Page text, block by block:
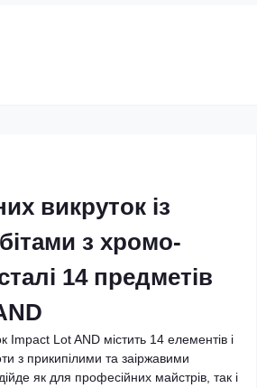
викруток із
з хромо-
14 предметів
Impact Lot AND містить 14 елементів і
з прикипілими та заіржавими
як для професійних майстрів, так і